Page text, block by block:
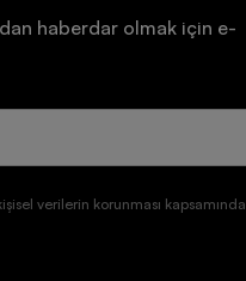
haberdar olmak için e-
verilerin korunması kapsamında